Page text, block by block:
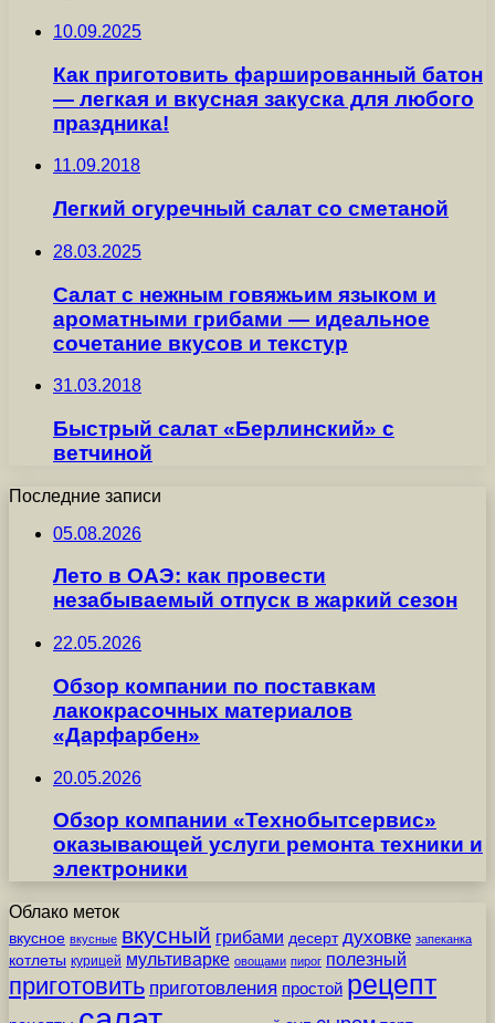
10.09.2025
Как приготовить фаршированный батон
— легкая и вкусная закуска для любого
праздника!
11.09.2018
Легкий огуречный салат со сметаной
28.03.2025
Салат с нежным говяжьим языком и
ароматными грибами — идеальное
сочетание вкусов и текстур
31.03.2018
Быстрый салат «Берлинский» с
ветчиной
Последние записи
05.08.2026
Лето в ОАЭ: как провести
незабываемый отпуск в жаркий сезон
22.05.2026
Обзор компании по поставкам
лакокрасочных материалов
«Дарфарбен»
20.05.2026
Обзор компании «Технобытсервис»
оказывающей услуги ремонта техники и
электроники
Облако меток
вкусное вкусные вкусный грибами десерт духовке запеканка
котлеты курицей мультиварке овощами пирог полезный
приготовить приготовления простой рецепт